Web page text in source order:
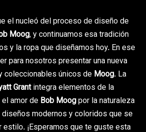
el nucleó del proceso de diseño de
Moog, y continuamos esa tradición
y la ropa que diseñamos hoy. En ese
para nosotros presentar una nueva
coleccionables únicos de Moog. La
Grantintegra elementos de la
amor de Bob Moogpor la naturaleza
diseños modernos y coloridos que se
estilo. ¡Esperamos que te guste esta